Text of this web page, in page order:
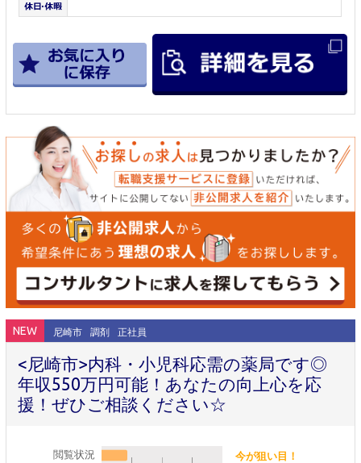
NEW 尼崎市 調剤 正社員
<尼崎市>内科・小児科応需の薬局です◎
年収550万円可能！あなたの向上心を応
援！ぜひご相談ください☆
閲覧状況 今が狙い目！